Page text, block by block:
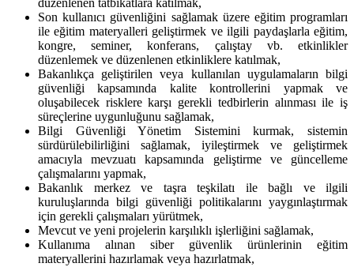
düzenlenen tatbikatlara katılmak,
Son kullanıcı güvenliğini sağlamak üzere eğitim programları
ile eğitim materyalleri geliştirmek ve ilgili paydaşlarla eğitim,
kongre, seminer, konferans, çalıştay vb. etkinlikler
düzenlemek ve düzenlenen etkinliklere katılmak,
Bakanlıkça geliştirilen veya kullanılan uygulamaların bilgi
güvenliği kapsamında kalite kontrollerini yapmak ve
oluşabilecek risklere karşı gerekli tedbirlerin alınması ile iş
süreçlerine uygunluğunu sağlamak,
Bilgi Güvenliği Yönetim Sistemini kurmak, sistemin
sürdürülebilirliğini sağlamak, iyileştirmek ve geliştirmek
amacıyla mevzuatı kapsamında geliştirme ve güncelleme
çalışmalarını yapmak,
Bakanlık merkez ve taşra teşkilatı ile bağlı ve ilgili
kuruluşlarında bilgi güvenliği politikalarını yaygınlaştırmak
için gerekli çalışmaları yürütmek,
Mevcut ve yeni projelerin karşılıklı işlerliğini sağlamak,
Kullanıma alınan siber güvenlik ürünlerinin eğitim
materyallerini hazırlamak veya hazırlatmak,